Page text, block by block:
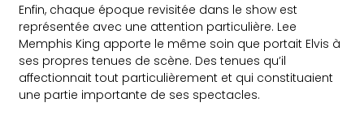
Enfin, chaque époque revisitée dans le show est
représentée avec une attention particulière. Lee
Memphis King apporte le même soin que portait Elvis à
ses propres tenues de scène. Des tenues qu’il
affectionnait tout particulièrement et qui constituaient
une partie importante de ses spectacles.